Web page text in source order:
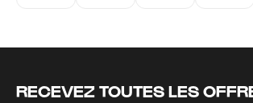
RECEVEZ TOUTES LES